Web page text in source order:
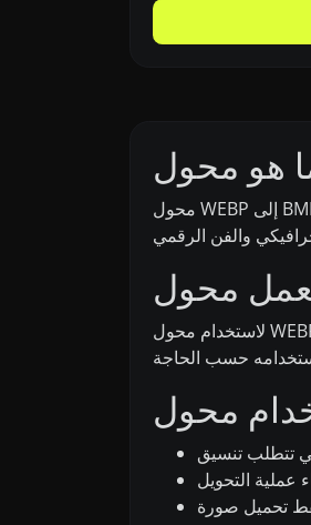
محول WEBP إلى BMP هو أداة تحول صور WEBP (Web Picture) إلى تنسيق BMP (Bitmap). هذا التحويل مفيد للتطبيقات التي تتطلب صور BMP أو لاستخدامات
لاستخدام محول WEBP إلى BMP، قم ببساطة بتحميل صورة WEBP التي تريد تحويلها. تقوم الأداة بمعالجة الصورة وتحويلها إلى تنسيق BMP، والذي يمكن بعد ذلك تنزيله